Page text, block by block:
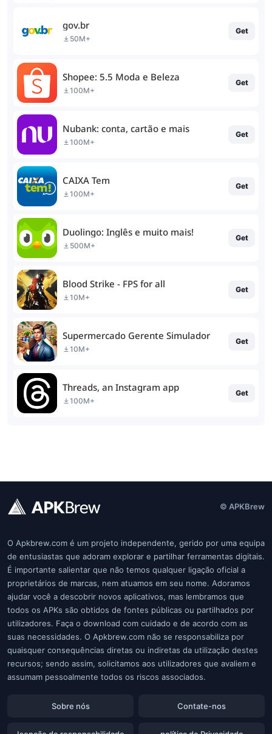
gov.br
50M+
Get
Shopee: 5.5 Moda e Beleza
100M+
Get
Nubank: conta, cartão e mais
100M+
Get
CAIXA Tem
100M+
Get
Duolingo: Inglês e muito mais!
500M+
Get
Blood Strike - FPS for all
10M+
Get
Supermercado Gerente Simulador
10M+
Get
Threads, an Instagram app
100M+
Get
© APKBrew
O Apkbrew.com é um projeto independente, gerido por uma equipa
de entusiastas que adoram explorar e partilhar ferramentas digitais.
É importante salientar que não temos qualquer ligação oficial a
proprietários de marcas, nem atuamos em seu nome. Adoramos
ajudar você a descobrir novos aplicativos, mas lembramos que
todos os APKs são obtidos de fontes públicas ou partilhados por
utilizadores. Faça o download com cuidado e de acordo com as
suas necessidades. O Apkbrew.com não se responsabiliza por
quaisquer consequências diretas ou indiretas da utilização destes
recursos; sendo assim, solicitamos aos utilizadores que avaliem e
assumam pessoalmente todos os riscos associados.
Sobre nós Contate-nos